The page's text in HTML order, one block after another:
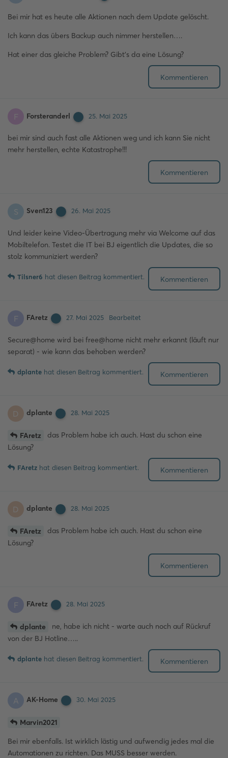
Bei mir hat es heute alle Aktionen nach dem Update gelöscht.
Ich kann das übers Backup auch nimmer herstellen….
Hat einer das gleiche Problem? Gibt's da eine Lösung?
Kommentieren
F Forsteranderl 25. Mai 2025
bei mir sind auch fast alle Aktionen weg und ich kann Sie nicht
mehr herstellen, echte Katastrophe!!!
Kommentieren
S Sven123 26. Mai 2025
Und leider keine Video-Übertragung mehr via Welcome auf das
Mobiltelefon. Testet die IT bei BJ eigentlich die Updates, die so
stolz kommuniziert werden?
Kommentieren
Tilsner6 hat diesen Beitrag kommentiert.
F FAretz 27. Mai 2025 Bearbeitet
Secure@home wird bei free@home nicht mehr erkannt (läuft nur
separat) - wie kann das behoben werden?
Kommentieren
dplante hat diesen Beitrag kommentiert.
D dplante 28. Mai 2025
FAretz
das Problem habe ich auch. Hast du schon eine
Lösung?
Kommentieren
FAretz hat diesen Beitrag kommentiert.
D dplante 28. Mai 2025
FAretz
das Problem habe ich auch. Hast du schon eine
Lösung?
Kommentieren
F FAretz 28. Mai 2025
dplante
ne, habe ich nicht - warte auch noch auf Rückruf
von der BJ Hotline…..
Kommentieren
dplante hat diesen Beitrag kommentiert.
A AK-Home 30. Mai 2025
Marvin2021
Bei mir ebenfalls. Ist wirklich lästig und aufwendig jedes mal die
Automationen zu richten. Das MUSS besser werden.